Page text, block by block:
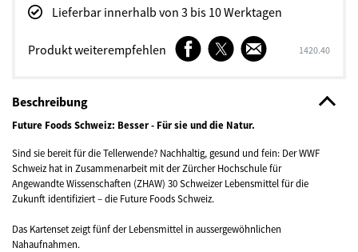
Lieferbar innerhalb von 3 bis 10 Werktagen
Produkt weiterempfehlen FacebookTwitterE-
Mail
SKU
1420.40
Beschreibung
Future Foods Schweiz: Besser - Für sie und die Natur.
Sind sie bereit für die Tellerwende? Nachhaltig, gesund und fein: Der WWF
Schweiz hat in Zusammenarbeit mit der Zürcher Hochschule für
Angewandte Wissenschaften (ZHAW) 30 Schweizer Lebensmittel für die
Zukunft identifiziert – die Future Foods Schweiz.
Das Kartenset zeigt fünf der Lebensmittel in aussergewöhnlichen
Nahaufnahmen.